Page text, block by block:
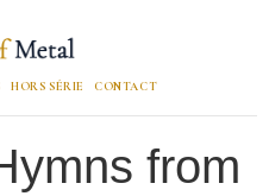
HORS SÉRIE CONTACT
from